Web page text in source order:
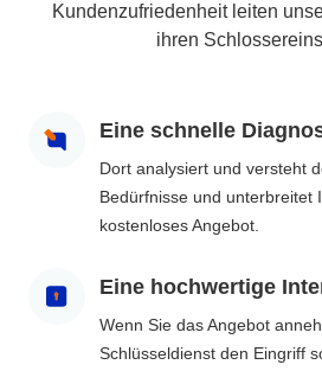
Kundenzufriedenheit leiten
ihren
Eine schnelle
Dort analysiert und versteht
Bedürfnisse und unterbreitet
kostenloses Angebot.
Eine hochwertige
Wenn Sie das Angebot
Schlüsseldienst den Eingriff